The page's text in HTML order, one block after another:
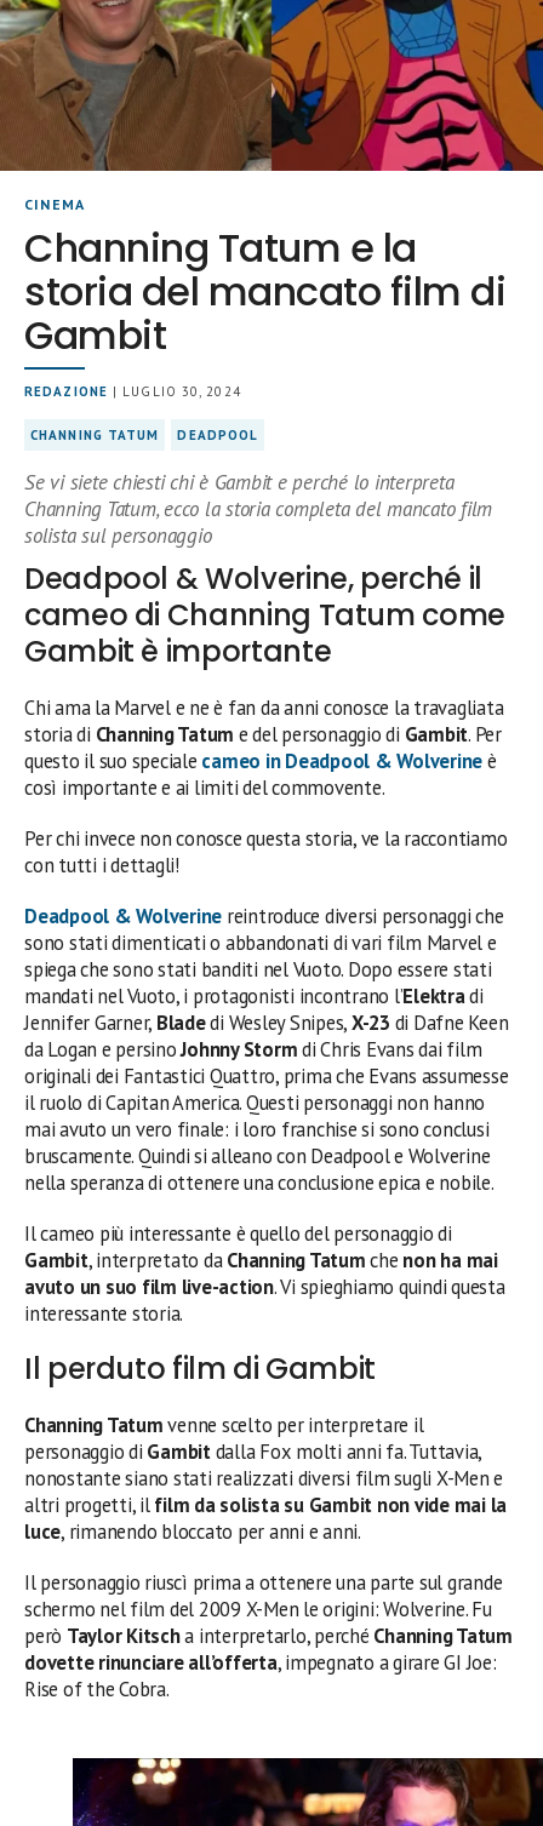
CINEMA
Channing Tatum e la
storia del mancato film di
Gambit
REDAZIONE | LUGLIO 30, 2024
CHANNING TATUM DEADPOOL
Se vi siete chiesti chi è Gambit e perché lo interpreta
Channing Tatum, ecco la storia completa del mancato film
solista sul personaggio
Deadpool & Wolverine, perché il
cameo di Channing Tatum come
Gambit è importante
Chi ama la Marvel e ne è fan da anni conosce la travagliata
storia di Channing Tatum e del personaggio di Gambit. Per
questo il suo speciale cameo inDeadpool & Wolverineè
così importante e ai limiti del commovente.
Per chi invece non conosce questa storia, ve la raccontiamo
con tutti i dettagli!
Deadpool & Wolverine reintroduce diversi personaggi che
sono stati dimenticati o abbandonati di vari film Marvel e
spiega che sono stati banditi nel Vuoto. Dopo essere stati
mandati nel Vuoto, i protagonisti incontrano l’Elektradi
Jennifer Garner, Bladedi Wesley Snipes,X-23 di Dafne Keen
da Logan e persinoJohnny Stormdi Chris Evans dai film
originali dei Fantastici Quattro, prima che Evans assumesse
il ruolo di Capitan America. Questi personaggi non hanno
mai avuto un vero finale: i loro franchise si sono conclusi
bruscamente. Quindi si alleano con Deadpool e Wolverine
nella speranza di ottenere una conclusione epica e nobile.
Il cameo più interessante è quello del personaggio di
Gambit, interpretato daChanning Tatumche non ha mai
avuto un suo film live-action. Vi spieghiamo quindi questa
interessante storia.
Il perduto film di Gambit
Channing Tatumvenne scelto per interpretare il
personaggio di Gambitdalla Fox molti anni fa. Tuttavia,
nonostante siano stati realizzati diversi film sugli X-Men e
altri progetti, ilfilm da solista su Gambit non vide mai la
luce, rimanendo bloccato per anni e anni.
Il personaggio riuscì prima a ottenere una parte sul grande
schermo nel film del 2009 X-Men le origini: Wolverine. Fu
però Taylor Kitscha interpretarlo, perché Channing Tatum
dovette rinunciare all’offerta, impegnato a girare GI Joe:
Rise of the Cobra.